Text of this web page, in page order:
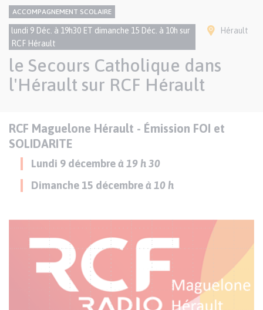
CONTENU
NATIONAL
Thème
ACCOMPAGNEMENT SCOLAIRE
lundi 9 Déc. à 19h30 ET dimanche 15 Déc. à 10h sur
RCF Hérault
Ville(s)
Hérault
le Secours Catholique dans
l'Hérault sur RCF Hérault
Paragraphes
de
Texte
RCF Maguelone Hérault - Émission FOI et
SOLIDARITE
Lundi 9 décembreà 19 h 30
Dimanche 15 décembreà 10 h